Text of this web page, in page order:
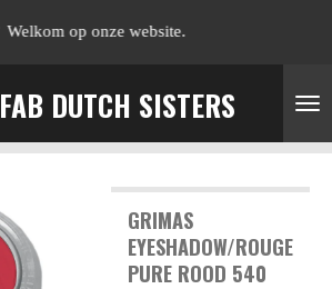
FAB DUTCH SISTERS
Welkom op onze website.
GRIMAS
EYESHADOW/ROUGE
PURE ROOD 540